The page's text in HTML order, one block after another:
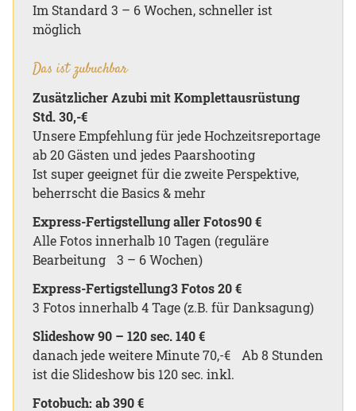
Im Standard 3 – 6 Wochen, schneller ist
möglich
Das ist zubuchbar
Zusätzlicher Azubi mit Komplettausrüstung
Std. 30,-€
Unsere Empfehlung für jede Hochzeitsreportage
ab 20 Gästen und jedes Paarshooting
Ist super geeignet für die zweite Perspektive,
beherrscht die Basics & mehr
Express-Fertigstellung aller Fotos 90 €
Alle Fotos innerhalb 10 Tagen (reguläre
Bearbeitung 3 – 6 Wochen)
Express-Fertigstellung 3 Fotos 20 €
3 Fotos innerhalb 4 Tage (z.B. für Danksagung)
Slideshow 90 – 120 sec. 140 €
danach jede weitere Minute 70,-€ Ab 8 Stunden
ist die Slideshow bis 120 sec. inkl.
Fotobuch: ab 390 €